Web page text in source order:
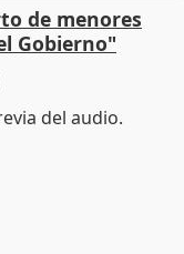
de menores
Gobierno"